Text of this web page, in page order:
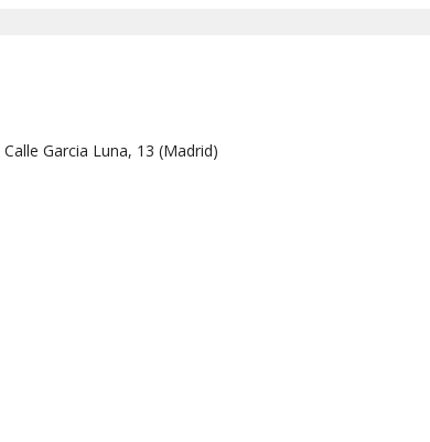
Calle Garcia Luna, 13 (Madrid)